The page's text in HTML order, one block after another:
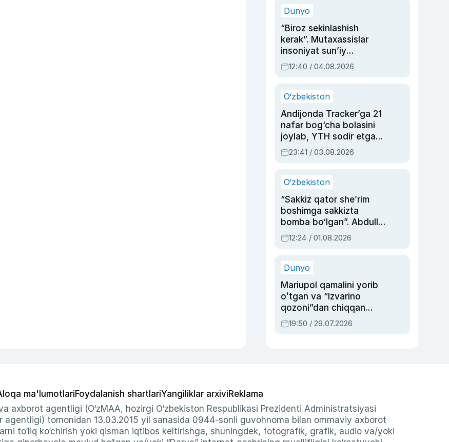
Dunyo
“Biroz sekinlashish
kerak”. Mutaxassislar
insoniyat sun’iy
intellektni boshqara
olmay qolishidan xavotir
12:40 / 04.08.2026
O‘zbekiston
Andijonda Tracker’ga 21
nafar bog‘cha bolasini
joylab, YTH sodir etgan
ayolga sud hukmi o‘qildi
23:41 / 03.08.2026
O‘zbekiston
“Sakkiz qator she’rim
boshimga sakkizta
bomba bo‘lgan”. Abdulla
Oripovni siyosiy
ayblovlardan asrab
12:24 / 01.08.2026
Dunyo
Mariupol qamalini yorib
oʻtgan va “Izvarino
qozoni”dan chiqqan
qahramon — Ukraina
armiyasi bosh
19:50 / 29.07.2026
ma'lumotlariFoydalanish shartlariYangiliklar arxiviReklama
axborot agentligi (O‘zMAA, hozirgi O‘zbekiston Respublikasi Prezidenti Administratsiyasi
tomonidan 13.03.2015 yil sanasida 0944-sonli guvohnoma bilan ommaviy axborot
to‘liq ko‘chirish yoki qisman iqtibos keltirishga, shuningdek, fotografik, grafik, audio va/yoki